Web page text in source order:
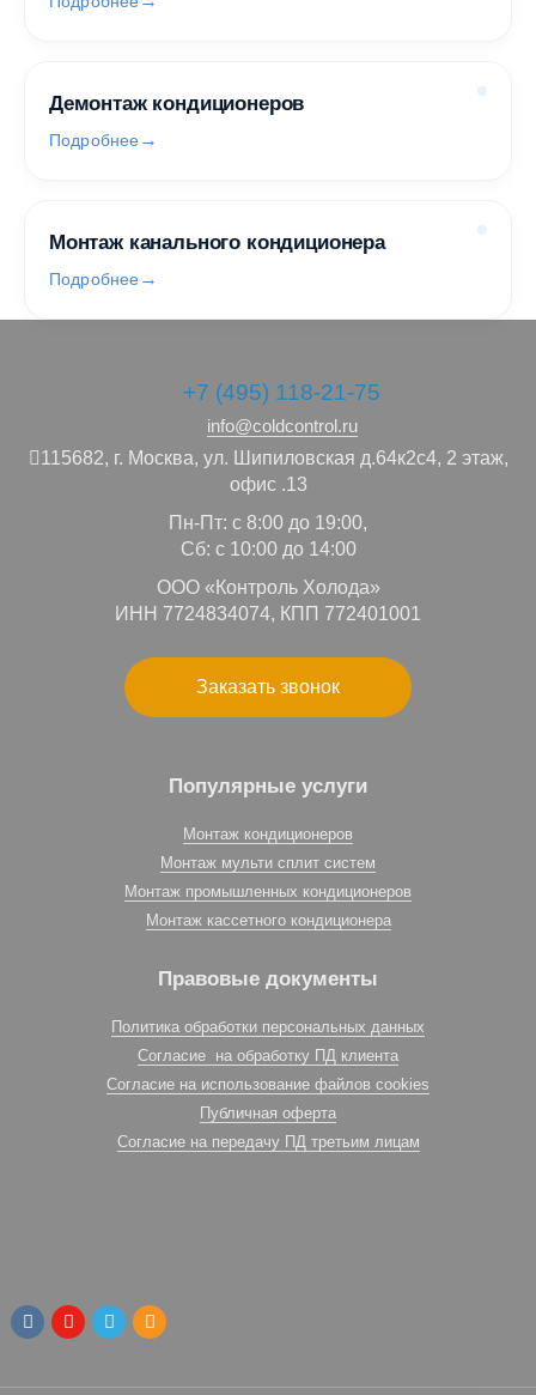
Демонтаж кондиционеров
Подробнее
Монтаж канального кондиционера
Подробнее
+7 (495) 118-21-75
info@coldcontrol.ru
115682, г. Москва, ул. Шипиловская д.64к2с4, 2 этаж,
офис .13
Пн-Пт: с 8:00 до 19:00,
Сб: с 10:00 до 14:00
ООО «Контроль Холода»
ИНН 7724834074, КПП 772401001
Заказать звонок
Популярные услуги
Монтаж кондиционеров
Монтаж мульти сплит систем
Монтаж промышленных кондиционеров
Монтаж кассетного кондиционера
Правовые документы
Политика обработки персональных данных
Согласие на обработку ПД клиента
Согласие на использование файлов cookies
Публичная оферта
Согласие на передачу ПД третьим лицам